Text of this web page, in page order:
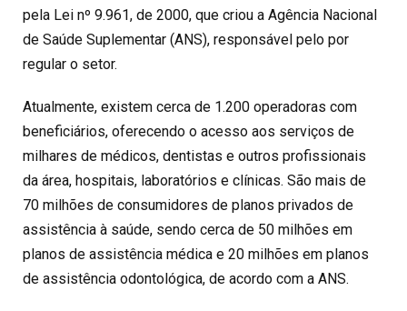
pela Lei nº 9.961, de 2000, que criou a Agência Nacional
de Saúde Suplementar (ANS), responsável pelo por
regular o setor.
Atualmente, existem cerca de 1.200 operadoras com
beneficiários, oferecendo o acesso aos serviços de
milhares de médicos, dentistas e outros profissionais
da área, hospitais, laboratórios e clínicas. São mais de
70 milhões de consumidores de planos privados de
assistência à saúde, sendo cerca de 50 milhões em
planos de assistência médica e 20 milhões em planos
de assistência odontológica, de acordo com a ANS.